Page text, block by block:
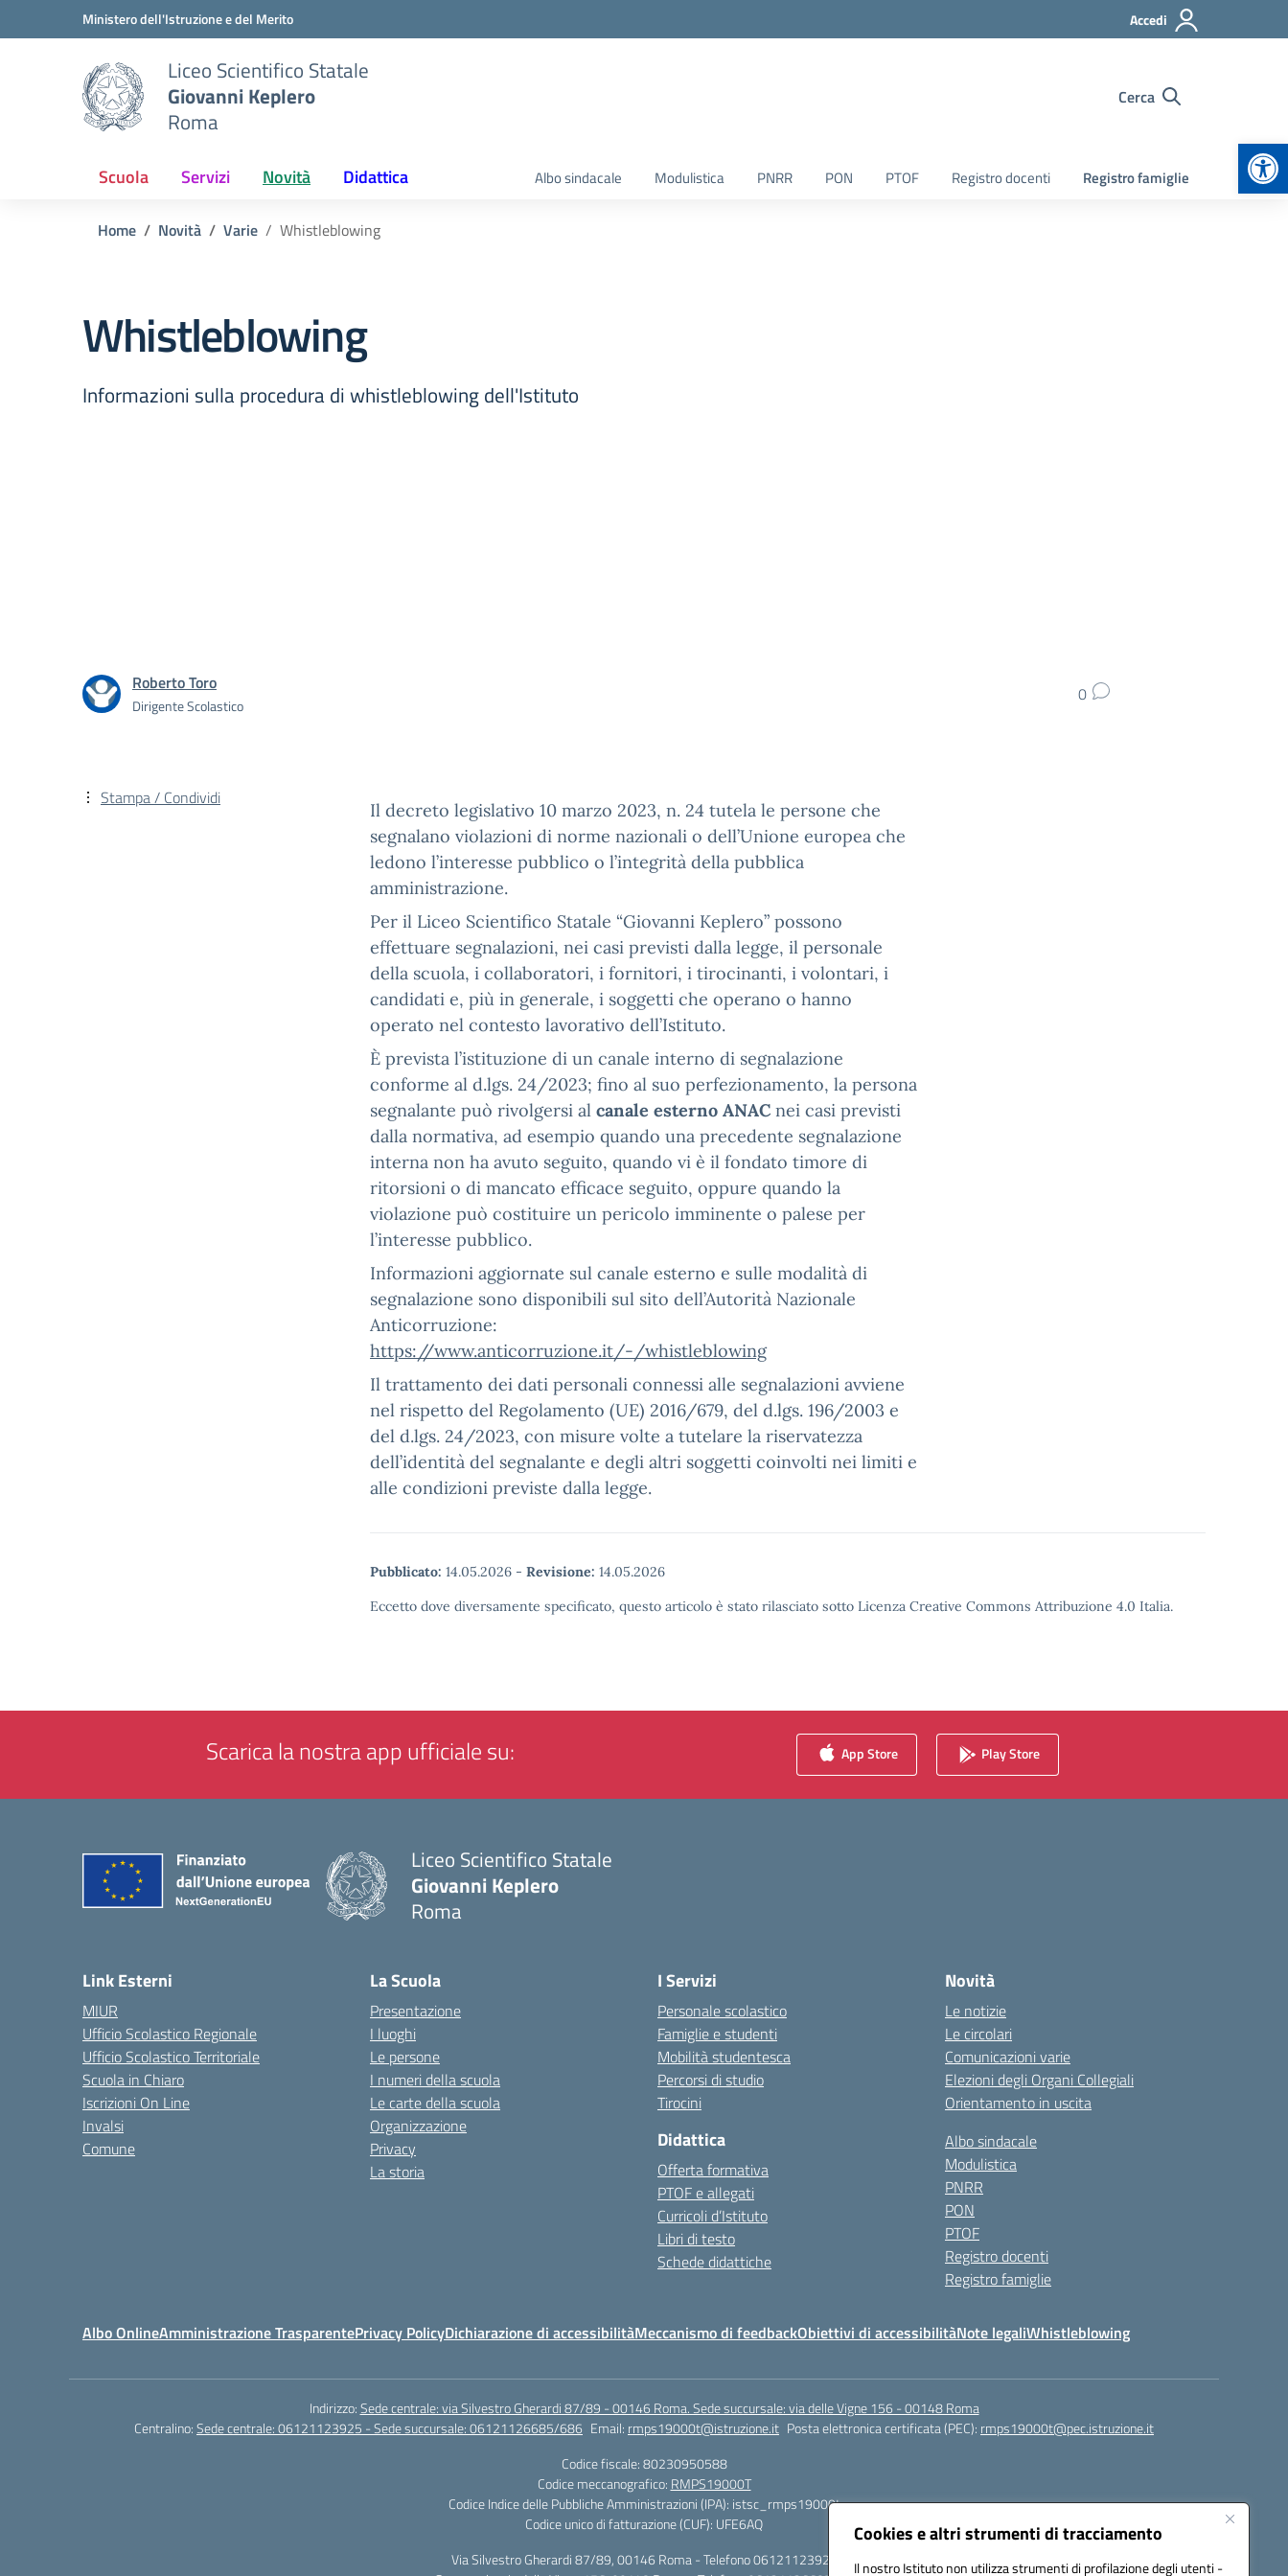
Cookies e altri strumenti di tracciamento
Il nostro Istituto non utilizza strumenti di profilazione degli utenti -
Vai ai contenuti
Vai al menu di navigazioneMinistero dell'Istruzione e del Merito Accedi
Liceo Scientifico Statale
Giovanni Keplero
Roma
Cerca
Scuola Servizi Novità Didattica Albo sindacale Modulistica PNRR PON PTOF Registro docenti Registro famiglie
Home Novità Varie Whistleblowing
Whistleblowing
Informazioni sulla procedura di whistleblowing dell'Istituto
Roberto Toro
Dirigente Scolastico 0
Il decreto legislativo 10 marzo 2023, n. 24 tutela le persone che
segnalano violazioni di norme nazionali o dell’Unione europea che
ledono l’interesse pubblico o l’integrità della pubblica
amministrazione.
Per il Liceo Scientifico Statale “Giovanni Keplero” possono
effettuare segnalazioni, nei casi previsti dalla legge, il personale
della scuola, i collaboratori, i fornitori, i tirocinanti, i volontari, i
candidati e, più in generale, i soggetti che operano o hanno
operato nel contesto lavorativo dell’Istituto.
È prevista l’istituzione di un canale interno di segnalazione
conforme al d.lgs. 24/2023; fino al suo perfezionamento, la persona
segnalante può rivolgersi al canale esterno ANAC nei casi previsti
dalla normativa, ad esempio quando una precedente segnalazione
interna non ha avuto seguito, quando vi è il fondato timore di
ritorsioni o di mancato efficace seguito, oppure quando la
violazione può costituire un pericolo imminente o palese per
l’interesse pubblico.
Informazioni aggiornate sul canale esterno e sulle modalità di
segnalazione sono disponibili sul sito dell’Autorità Nazionale
Anticorruzione:
https://www.anticorruzione.it/-/whistleblowing
Il trattamento dei dati personali connessi alle segnalazioni avviene
nel rispetto del Regolamento (UE) 2016/679, del d.lgs. 196/2003 e
del d.lgs. 24/2023, con misure volte a tutelare la riservatezza
dell’identità del segnalante e degli altri soggetti coinvolti nei limiti e
alle condizioni previste dalla legge.
Pubblicato: 14.05.2026 - Revisione: 14.05.2026
Eccetto dove diversamente specificato, questo articolo è stato rilasciato sotto Licenza Creative Commons Attribuzione 4.0 Italia.
Stampa / Condividi
Scarica la nostra app ufficiale su: App Store Play Store
Liceo Scientifico Statale
Giovanni Keplero
Roma
Link Esterni
MIUR
Ufficio Scolastico Regionale
Ufficio Scolastico Territoriale
Scuola in Chiaro
Iscrizioni On Line
Invalsi
Comune
La Scuola
Presentazione
I luoghi
Le persone
I numeri della scuola
Le carte della scuola
Organizzazione
Privacy
La storia
I Servizi
Personale scolastico
Famiglie e studenti
Mobilità studentesca
Percorsi di studio
Tirocini
Didattica
Offerta formativa
PTOF e allegati
Curricoli d’Istituto
Libri di testo
Schede didattiche
Novità
Le notizie
Le circolari
Comunicazioni varie
Elezioni degli Organi Collegiali
Orientamento in uscita
Albo sindacale
Modulistica
PNRR
PON
PTOF
Registro docenti
Registro famiglie
Albo OnlineAmministrazione TrasparentePrivacy PolicyDichiarazione di accessibilitàMeccanismo di feedbackObiettivi di accessibilitàNote legaliWhistleblowing
Indirizzo:Sede centrale: via Silvestro Gherardi 87/89 - 00146 Roma. Sede succursale: via delle Vigne 156 - 00148 Roma
Centralino:Sede centrale: 06121123925 - Sede succursale: 06121126685/686 Email: rmps19000t@istruzione.it Posta elettronica certificata (PEC): rmps19000t@pec.istruzione.it
Codice fiscale: 80230950588
Codice meccanografico: RMPS19000T
Codice Indice delle Pubbliche Amministrazioni (IPA): istsc_rmps19000t
Codice unico di fatturazione (CUF): UFE6AQ
Via Silvestro Gherardi 87/89, 00146 Roma - Telefono 06121123925